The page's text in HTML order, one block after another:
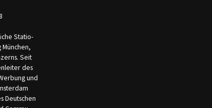
Sta­tio­
Seit
des
und
Deut­schen